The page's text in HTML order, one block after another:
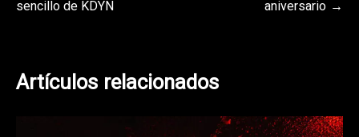
sencillo de KDYN
aniversario
Artículos relacionados